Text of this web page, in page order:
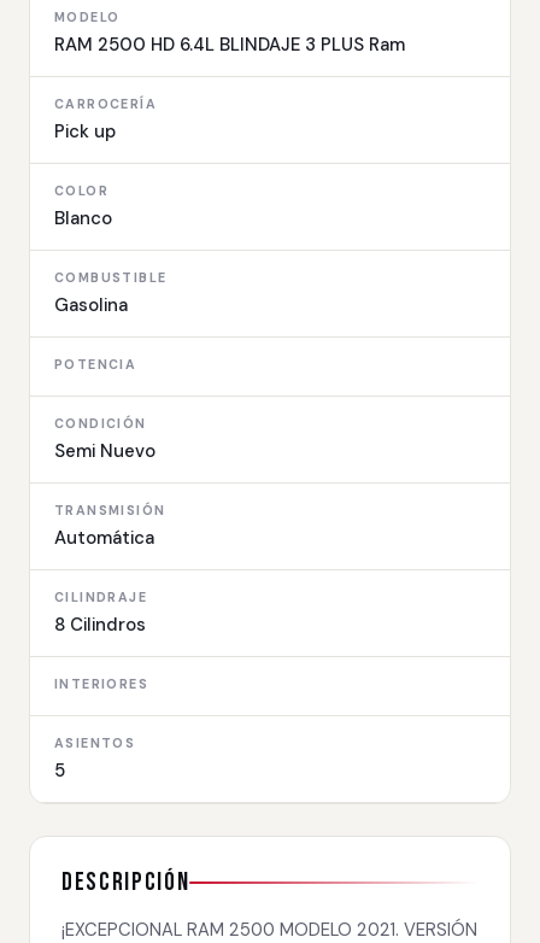
MODELO
RAM 2500 HD 6.4L BLINDAJE 3 PLUS Ram
CARROCERÍA
Pick up
COLOR
Blanco
COMBUSTIBLE
Gasolina
POTENCIA
CONDICIÓN
Semi Nuevo
TRANSMISIÓN
Automática
CILINDRAJE
8 Cilindros
INTERIORES
ASIENTOS
5
Descripción
¡EXCEPCIONAL RAM 2500 MODELO 2021. VERSIÓN